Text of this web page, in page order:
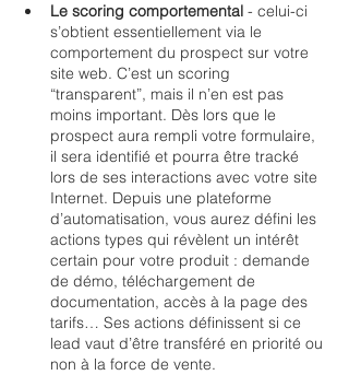
Le scoring comportemental - celui-ci
s’obtient essentiellement via le
comportement du prospect sur votre
site web. C’est un scoring
“transparent”, mais il n’en est pas
moins important. Dès lors que le
prospect aura rempli votre formulaire,
il sera identifié et pourra être tracké
lors de ses interactions avec votre site
Internet. Depuis une plateforme
d’automatisation, vous aurez défini les
actions types qui révèlent un intérêt
certain pour votre produit : demande
de démo, téléchargement de
documentation, accès à la page des
tarifs… Ses actions définissent si ce
lead vaut d’être transféré en priorité ou
non à la force de vente.